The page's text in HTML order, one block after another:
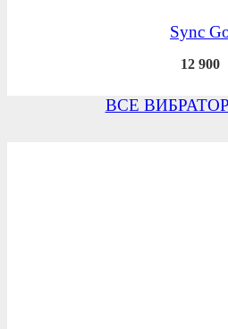
Sync
12 900
ВСЕ